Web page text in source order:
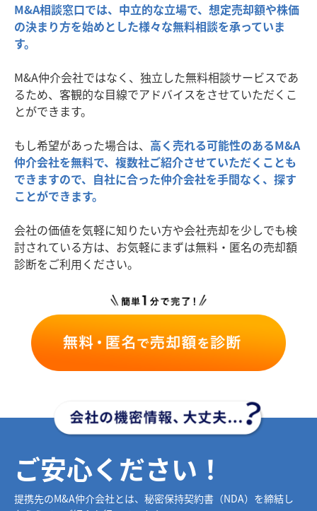
M&A相談窓口では、中立的な立場で、想定売却額や株価
の決まり方を始めとした様々な無料相談を承っていま
す。
M&A仲介会社ではなく、独立した無料相談サービスであ
るため、客観的な目線でアドバイスをさせていただくこ
とができます。
もし希望があった場合は、 高く売れる可能性のあるM&A
仲介会社を無料で、複数社ご紹介させていただくことも
できますので、自社に合った仲介会社を手間なく、探す
ことができます。
会社の価値を気軽に知りたい方や会社売却を少しでも検
討されている方は、お気軽にまずは無料・匿名の売却額
診断をご利用ください。
ご安心ください！
提携先のM&A仲介会社とは、秘密保持契約書（NDA）を締結し